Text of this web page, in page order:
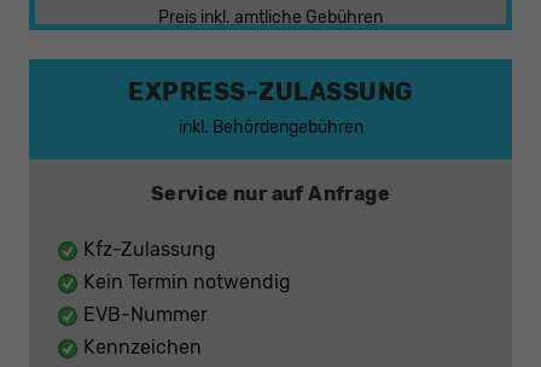
Preis inkl. amtliche Gebühren
EXPRESS-ZULASSUNG
inkl. Behördengebühren
Service nur auf Anfrage
Kfz-Zulassung
Kein Termin notwendig
EVB-Nummer
Kennzeichen